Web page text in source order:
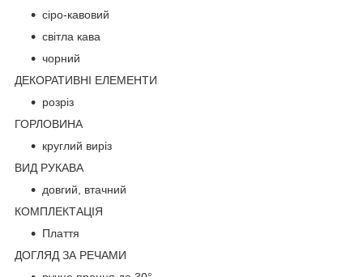
сіро-кавовий
світла кава
чорний
ДЕКОРАТИВНІ ЕЛЕМЕНТИ
розріз
ГОРЛОВИНА
круглий виріз
ВИД РУКАВА
довгий, втачний
КОМПЛЕКТАЦІЯ
Плаття
ДОГЛЯД ЗА РЕЧАМИ